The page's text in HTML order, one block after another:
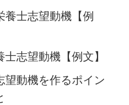
養士志望動機【例
志望動機【例文】
望動機を作るポイン